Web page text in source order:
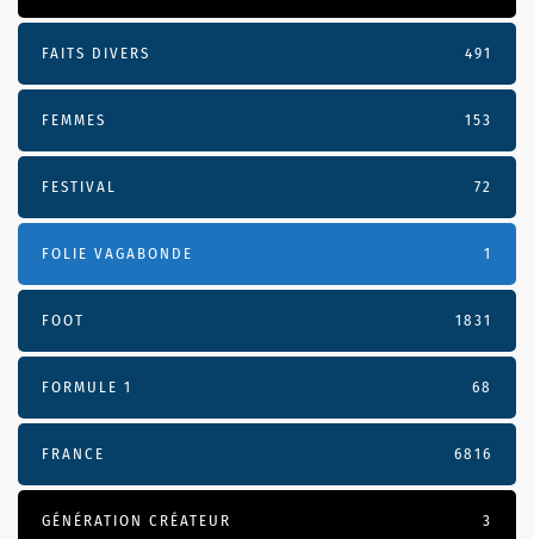
FAITS DIVERS 491
FEMMES 153
FESTIVAL 72
FOLIE VAGABONDE 1
FOOT 1831
FORMULE 1 68
FRANCE 6816
GÉNÉRATION CRÉATEUR 3